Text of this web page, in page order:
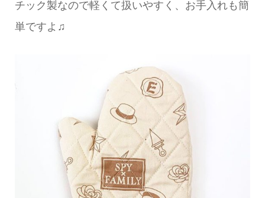
チック製なので軽くて扱いやすく、お手入れも簡
単ですよ♫